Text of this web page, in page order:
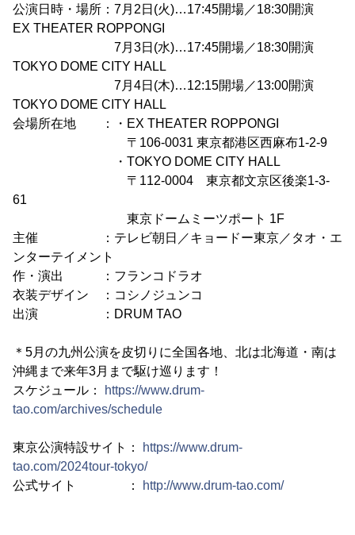
公演日時・場所：7月2日(火)…17:45開場／18:30開演
EX THEATER ROPPONGI
7月3日(水)…17:45開場／18:30開演
TOKYO DOME CITY HALL
7月4日(木)…12:15開場／13:00開演
TOKYO DOME CITY HALL
会場所在地 ：・EX THEATER ROPPONGI
〒106-0031 東京都港区西麻布1-2-9
・TOKYO DOME CITY HALL
〒112-0004 東京都文京区後楽1-3-
61
東京ドームミーツポート 1F
主催 ：テレビ朝日／キョードー東京／タオ・エ
ンターテイメント
作・演出 ：フランコドラオ
衣装デザイン ：コシノジュンコ
出演 ：DRUM TAO
＊5月の九州公演を皮切りに全国各地、北は北海道・南は
沖縄まで来年3月まで駆け巡ります！
スケジュール：
https://www.drum-
tao.com/archives/schedule
東京公演特設サイト：
https://www.drum-
tao.com/2024tour-tokyo/
公式サイト ：
http://www.drum-tao.com/